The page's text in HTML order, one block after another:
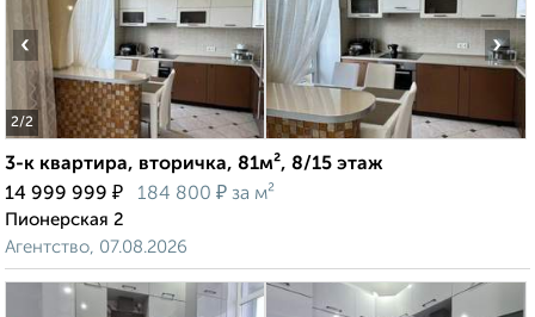
2/2
‹ ›
3-к квартира, вторичка, 81м², 8/15 этаж
14 999 999 ₽ 184 800 ₽ за м²
Пионерская 2
Агентство, 07.08.2026